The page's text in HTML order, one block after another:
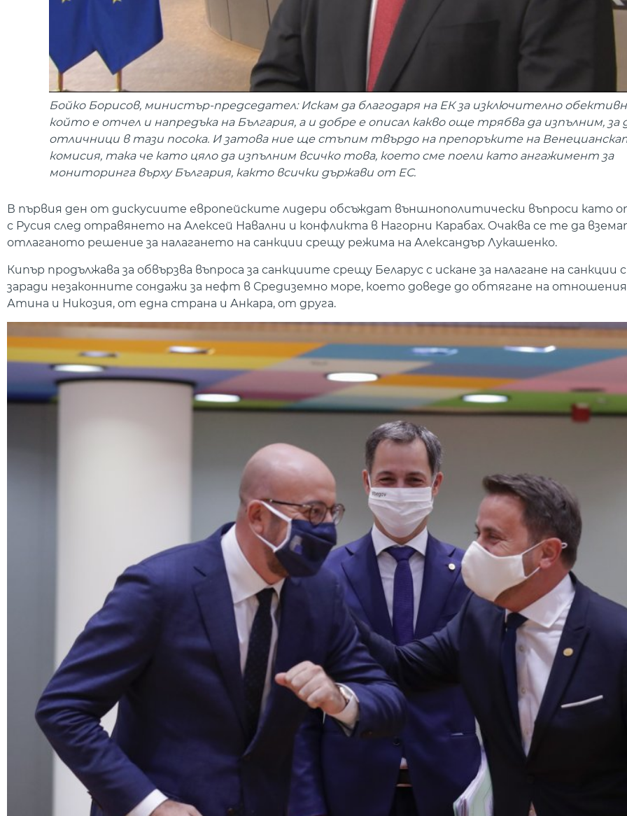
Бойко Борисов, министър-председател: Искам да благодаря на ЕК за изключително
който е отчел и напредъка на България, а и добре е описал какво още трябва да изпълним, за
отличници в тази посока. И затова ние ще стъпим твърдо на препоръките на
комисия, така че като цяло да изпълним всичко това, което сме поели като ангажимент за
мониторинга върху България, както всички държави от ЕС.
В първия ден от дискусиите европейските лидери обсъждат външнополитически въпроси като
с Русия след отравянето на Алексей Навални и конфликта в Нагорни Карабах. Очаква се те да
отлаганото решение за налагането на санкции срещу режима на Александър Лукашенко.
Кипър продължава за обвързва въпроса за санкциите срещу Беларус с искане за налагане на санкции
заради незаконните сондажи за нефт в Средиземно море, което доведе до обтягане на
Атина и Никозия, от една страна и Анкара, от друга.